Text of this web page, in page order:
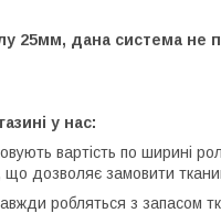
25мм, дана система не
у нас:
вартість по ширині
дозволяє замовити
робляться з запасом